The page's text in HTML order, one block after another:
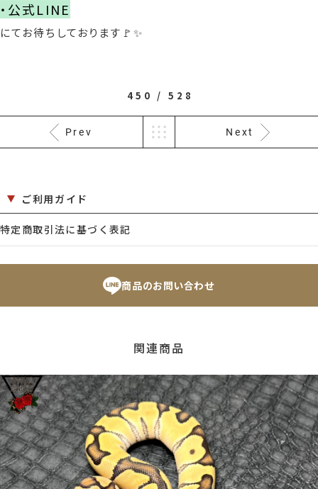
・公式LINE
にてお待ちしております🚩✨
450 / 528
Prev Next
ご利用ガイド
特定商取引法に基づく表記
商品のお問い合わせ
関連商品